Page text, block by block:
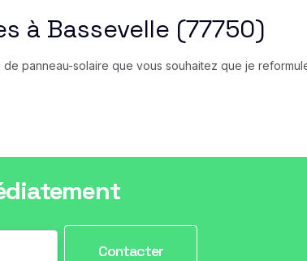
à Bassevelle (77750)
panneau-solaire que vous souhaitez que je
Contacter